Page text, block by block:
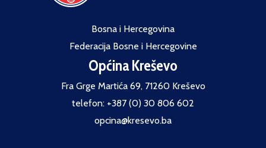
Bosna i Hercegovina
Federacija Bosne i Hercegovine
Općina Kreševo
Fra Grge Martića 69, 71260 Kreševo
telefon: +387 (0) 30 806 602
opcina@kresevo.ba